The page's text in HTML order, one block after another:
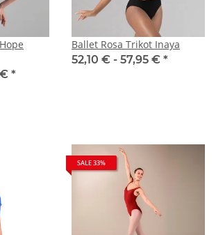
*
Ballet Rosa Trikot Inaya
52,10 € - 57,95 € *
SALE 33%